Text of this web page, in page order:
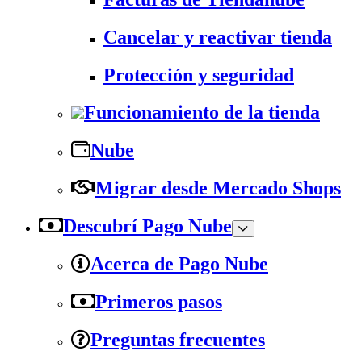
Cancelar y reactivar tienda
Protección y seguridad
Funcionamiento de la tienda
Nube
Migrar desde Mercado Shops
Descubrí Pago Nube
Acerca de Pago Nube
Primeros pasos
Preguntas frecuentes